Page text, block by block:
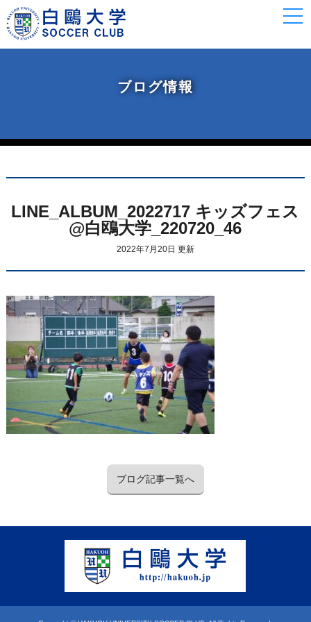
ブログ情報
LINE_ALBUM_2022717 キッズフェス
@白鴎大学_220720_46
2022年7月20日 更新
ブログ記事一覧へ